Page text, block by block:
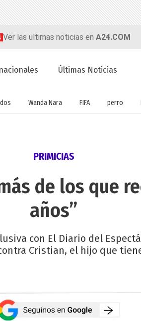
Ver las ultimas noticias en A24.COM
Últimas Noticias
Wanda Nara FIFA perro
PRIMICIAS
de los que
años”
con El Diario del
Cristian, el hijo que